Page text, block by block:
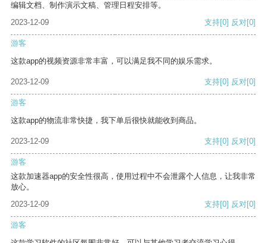
编辑文档、制作演示文稿、管理日程安排等。
2023-12-09
支持[0] 反对[0]
游客
这款app的视频资源非常丰富，可以满足我不同的娱乐需求。
2023-12-09 支持[0] 反对[0]
游客
这款app的物流非常快捷，我下单后很快就能收到商品。
2023-12-09 支持[0] 反对[0]
游客
这款加速器app的安全性很高，使用过程中不会泄露个人信息，让我非常
放心。
2023-12-09
支持[0] 反对[0]
游客